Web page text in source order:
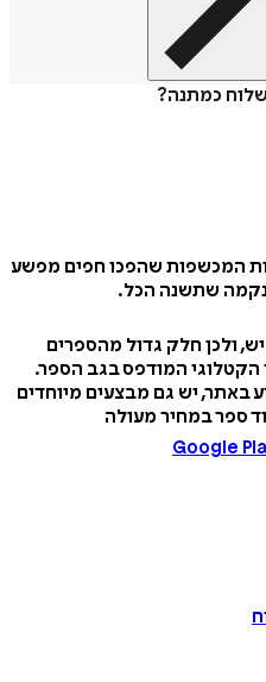
שהפכו חפים מפשע
שתשנה הכל.
חלק גדול מהספרים
המודפס בגב הספר.
יש גם מבצעים מיוחדים
במחיר מעולה